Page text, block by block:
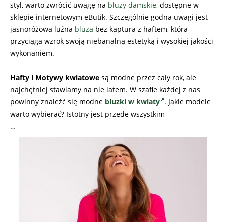
styl, warto zwrócić uwagę na bluzy damskie, dostępne w
sklepie internetowym eButik. Szczególnie godna uwagi jest
jasnoróżowa luźna bluza bez kaptura z haftem, która
przyciąga wzrok swoją niebanalną estetyką i wysokiej jakości
wykonaniem.
Hafty i Motywy kwiatowe są modne przez cały rok, ale
najchętniej stawiamy na nie latem. W szafie każdej z nas
powinny znaleźć się modne bluzki w kwiaty . Jakie modele
warto wybierać? Istotny jest przede wszystkim
…